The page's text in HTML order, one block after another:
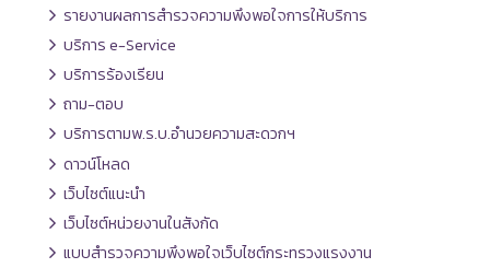
รายงานผลการสำรวจความพึงพอใจการให้บริการ
บริการ e-Service
บริการร้องเรียน
ถาม-ตอบ
บริการตามพ.ร.บ.อำนวยความสะดวกฯ
ดาวน์โหลด
เว็บไซต์แนะนำ
เว็บไซต์หน่วยงานในสังกัด
แบบสำรวจความพึงพอใจเว็บไซต์กระทรวงแรงงาน